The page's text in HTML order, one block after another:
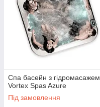
Спа басейн з гідромасажем
Vortex Spas Azure
Під замовлення